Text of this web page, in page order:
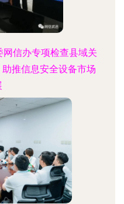
信办专项检查县域关
推信息安全设备市场